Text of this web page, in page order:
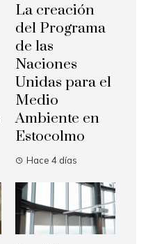
La creación
del Programa
de las
Naciones
Unidas para el
Medio
Ambiente en
Estocolmo
Hace 4 días